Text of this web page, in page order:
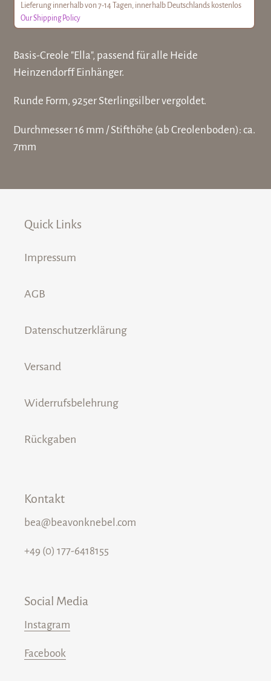
Lieferung innerhalb von 7-14 Tagen, innerhalb Deutschlands kostenlos
Our Shipping Policy
wird
zum
Warenkorb
Basis-Creole "Ella", passend für alle Heide
Heinzendorff Einhänger.
Runde Form, 925er Sterlingsilber vergoldet.
Durchmesser 16 mm / Stifthöhe (ab Creolenboden): ca.
7mm
Quick Links
Impressum
AGB
Datenschutzerklärung
Versand
Widerrufsbelehrung
Rückgaben
Kontakt
bea@beavonknebel.com
+49 (0) 177-6418155
Social Media
Instagram
Facebook